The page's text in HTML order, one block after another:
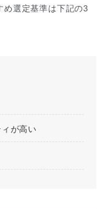
選定基準は下記の3
が高い